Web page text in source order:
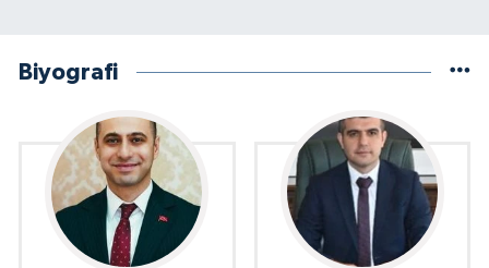
Biyografi